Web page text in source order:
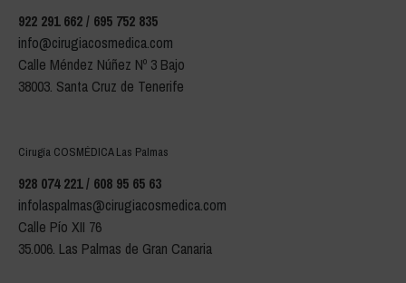
922 291 662 / 695 752 835
info@cirugiacosmedica.com
Calle Méndez Núñez Nº 3 Bajo
38003. Santa Cruz de Tenerife
Cirugía COSMÉDICA Las Palmas
928 074 221 / 608 95 65 63
infolaspalmas@cirugiacosmedica.com
Calle Pío XII 76
35.006. Las Palmas de Gran Canaria